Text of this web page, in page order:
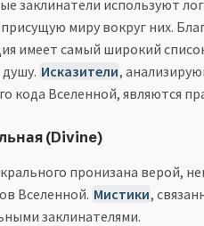
заклинатели используют
миру вокруг них.
имеет самый широкий
душу. Исказители,
кода Вселенной, являются
(Divine)
пронизана верой,
Вселенной. Мистики,
заклинателями.